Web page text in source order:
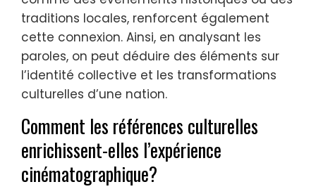
traditions locales, renforcent également
cette connexion. Ainsi, en analysant les
paroles, on peut déduire des éléments sur
l’identité collective et les transformations
culturelles d’une nation.
Comment les références culturelles
enrichissent-elles l’expérience
cinématographique?